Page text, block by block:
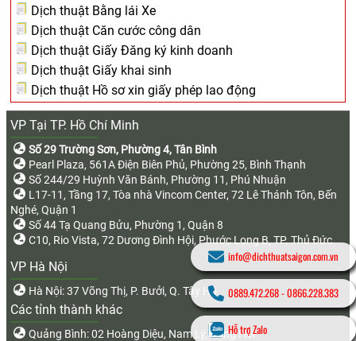
Dịch thuật Bằng lái Xe
Dịch thuật Căn cước công dân
Dịch thuật Giấy Đăng ký kinh doanh
Dịch thuật Giấy khai sinh
Dịch thuật Hồ sơ xin giấy phép lao động
VP Tại TP. Hồ Chí Minh
Số 29 Trường Sơn, Phường 4, Tân Bình
Pearl Plaza, 561A Điện Biên Phủ, Phường 25, Bình Thạnh
Số 244/29 Huỳnh Văn Bánh, Phường 11, Phú Nhuận
L17-11, Tầng 17, Tòa nhà Vincom Center, 72 Lê Thánh Tôn, Bến
Nghé, Quận 1
Số 44 Tạ Quang Bửu, Phường 1, Quận 8
C10, Rio Vista, 72 Dương Đình Hội, Phước Long B, TP. Thủ Đức
VP Hà Nội
Hà Nội: 37 Võng Thị, P. Bưởi, Q. Tây Hồ
Các tỉnh thành khác
Quảng Bình: 02 Hoàng Diệu, Nam Lý, Đồng Hới
info@dichthuatsaigon.com.vn
0889.472.268-0866.228.383
Hỗ trợ Zalo